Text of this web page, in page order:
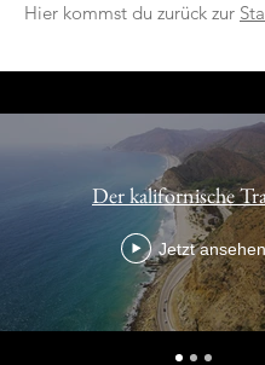
Hier kommst du zurück zur
Der kalifornische
Jetzt ansehen